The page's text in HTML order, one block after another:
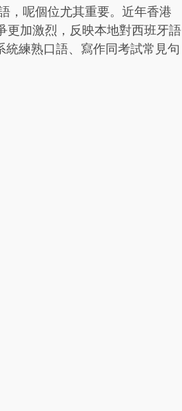
，呢個位尤其重要。近年香港
更加激烈，反映本地對西班牙語
統練熟口語、寫作同考試常見句